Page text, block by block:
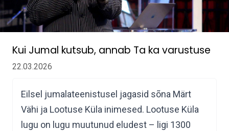
Kui Jumal kutsub, annab Ta ka varustuse
22.03.2026
Eilsel jumalateenistusel jagasid sõna Märt
Vähi ja Lootuse Küla inimesed. Lootuse Küla
lugu on lugu muutunud eludest – ligi 1300